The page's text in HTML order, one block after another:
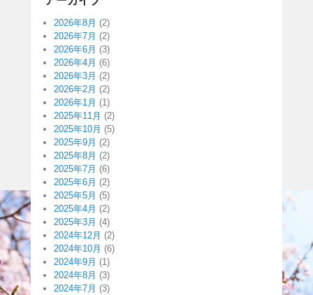
2026年8月 (2)
2026年7月 (2)
2026年6月 (3)
2026年4月 (6)
2026年3月 (2)
2026年2月 (2)
2026年1月 (1)
2025年11月 (2)
2025年10月 (5)
2025年9月 (2)
2025年8月 (2)
2025年7月 (6)
2025年6月 (2)
2025年5月 (5)
2025年4月 (2)
2025年3月 (4)
2024年12月 (2)
2024年10月 (6)
2024年9月 (1)
2024年8月 (3)
2024年7月 (3)